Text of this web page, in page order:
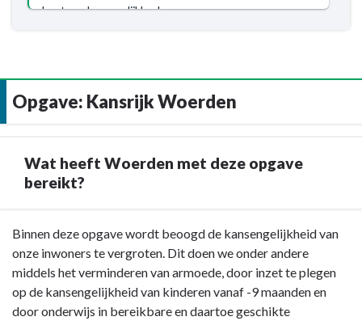
Iedere
fietsafstand
waar
inwoners
bestaande mogelijkheden.
Opgave: Kansrijk Woerden
Wat heeft Woerden met deze opgave
bereikt?
Terug
naar
navigatie
Opgave:
Binnen deze opgave wordt beoogd de kansengelijkheid van
onze inwoners te vergroten. Dit doen we onder andere
middels het verminderen van armoede, door inzet te plegen
op de kansengelijkheid van kinderen vanaf -9 maanden en
door onderwijs in bereikbare en daartoe geschikte